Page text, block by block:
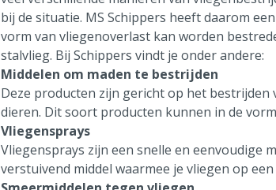
bij de situatie. MS Schippers heeft daarom
vorm van vliegenoverlast kan worden
stalvlieg. Bij Schippers vindt je onder andere:
Middelen om maden te bestrijden
Deze producten zijn gericht op het
dieren. Dit soort producten kunnen in de
Vliegensprays
Vliegensprays zijn een snelle en eenvoudige
verstuivend middel waarmee je vliegen op